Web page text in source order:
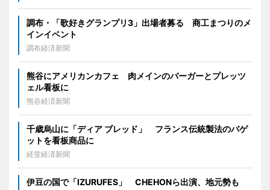
調布・「歌好きグランプリ3」出場者募る 商工まつりのメ
インイベント
調布経済新聞
熊谷にアメリカンカフェ 肉メインのバーガーとプレッツ
ェル看板に
熊谷経済新聞
千歳烏山に「ディア ブレッド」 フランス伝統製法のバゲ
ットを看板商品に
経堂経済新聞
伊豆の国で「IZURUFES」 CHEHONら出演、地元勢も